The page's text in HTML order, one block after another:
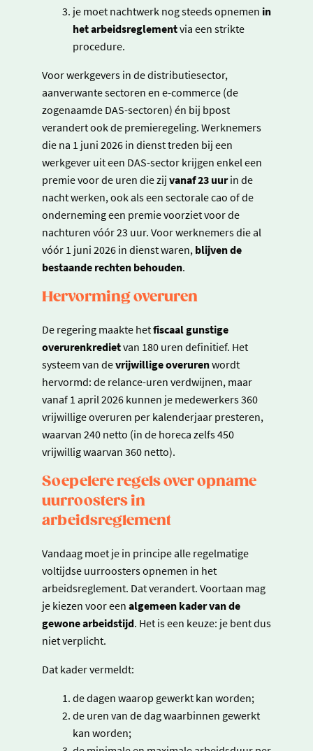
je moet nachtwerk nog steeds opnemen in
het arbeidsreglementvia een strikte
procedure.
Voor werkgevers in de distributiesector,
aanverwante sectoren en e-commerce (de
zogenaamde DAS-sectoren) én bij bpost
verandert ook de premieregeling. Werknemers
die na 1 juni 2026 in dienst treden bij een
werkgever uit een DAS-sector krijgen enkel een
premie voor de uren die zij vanaf 23 uurin de
nacht werken, ook als een sectorale cao of de
onderneming een premie voorziet voor de
nachturen vóór 23 uur. Voor werknemers die al
vóór 1 juni 2026 in dienst waren, blijven de
bestaande rechten behouden.
Hervorming overuren
De regering maakte hetfiscaal gunstige
overurenkredietvan 180 uren definitief. Het
systeem van devrijwillige overurenwordt
hervormd: de relance-uren verdwijnen, maar
vanaf 1 april 2026 kunnen je medewerkers 360
vrijwillige overuren per kalenderjaar presteren,
waarvan 240 netto (in de horeca zelfs 450
vrijwillig waarvan 360 netto).
Soepelere regels over opname
uurroosters in
arbeidsreglement
Vandaag moet je in principe alle regelmatige
voltijdse uurroosters opnemen in het
arbeidsreglement. Dat verandert. Voortaan mag
je kiezen voor een algemeen kader van de
gewone arbeidstijd. Het is een keuze: je bent dus
niet verplicht.
Dat kader vermeldt:
de dagen waarop gewerkt kan worden;
de uren van de dag waarbinnen gewerkt
kan worden;